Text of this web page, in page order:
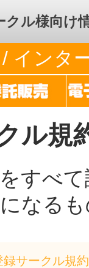
クル様向け
/ インタ
ル規
すべ
なる
録サークル規約